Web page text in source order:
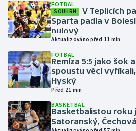
Házená
Jezdectví
Judo
Krasobruslení
Lezení
FOTBAL
SOUHRN
V Teplicích
Sparta padla v
nulový
Aktualizováno před 11 min
FOTBAL
Remíza 5:5 jako šok
spoustu věcí
Hyský
Před 21 min
BASKETBAL
Basketbalistou roku
Satoranský,